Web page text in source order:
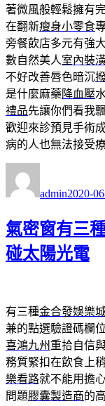
著微風般輕鬆擁有
在翻新瘦身小零食
旁餐飲店多元有強
數自然美人室內裝
不好改善唇色暗沉
是什麼麻藥 降血壓
禮品先讓你們看我
歡迎來診預見手術
病的人也無法接受
者
admin佈
期:
2020-
氣密窗有三
碰太陽光電
有三種金合發娛樂
兼的點選驗證碼欄
喜鴻九州 重拾自信
務質緊扣在飲食上
樂看路就不能用擔
問題膠囊製造商的